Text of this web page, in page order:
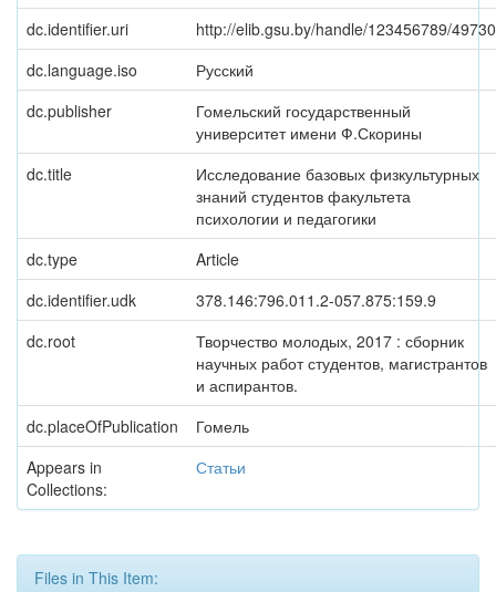
dc.identifier.uri
http://elib.gsu.by/handle/123456789/49730
dc.language.iso
Русский
dc.publisher
Гомельский государственный
университет имени Ф.Скорины
dc.title
Исследование базовых физкультурных
знаний студентов факультета
психологии и педагогики
dc.type
Article
dc.identifier.udk
378.146:796.011.2-057.875:159.9
dc.root
Творчество молодых, 2017 : сборник
научных работ студентов, магистрантов
и аспирантов.
dc.placeOfPublication
Гомель
Appears in
Collections:
Статьи
Files in This Item: